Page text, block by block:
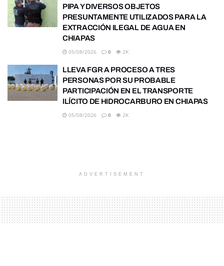
PIPA Y DIVERSOS OBJETOS
PRESUNTAMENTE UTILIZADOS PARA LA
EXTRACCIÓN ILEGAL DE AGUA EN
CHIAPAS
05/08/2026 0 2K
LLEVA FGR A PROCESO A TRES
PERSONAS POR SU PROBABLE
PARTICIPACIÓN EN EL TRANSPORTE
ILÍCITO DE HIDROCARBURO EN CHIAPAS
05/08/2026 0 2K
ADVERTISEMENT